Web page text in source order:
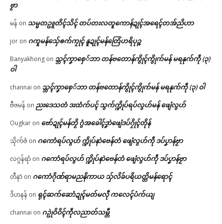
ဗၟာ
မန် on သမ္မတဥူတိၚ်သိၚ် တပ်တးလတူကောန်ဍုၚ်အရေၚ်တအ်ညိဟာ
jor on ဂကူမန်​သှ်ေၜက်ကၠုၚ် နူဍုၚ်မန်တြေံဟရိပုဉ္ဇ
Banyakhong on သ္ဘၚ်ကၞာစှေ်ဘာ တန်ဗတောန်ကွိုၚ်ကွိုက်မန် မရနုက်ကဵု (၃)
ဝါ
channai on သ္ဘၚ်ကၞာစှေ်ဘာ တန်ဗတောန်ကွိုၚ်ကွိုက်မန် မရနုက်ကဵု (၃) ဝါ
ဗီဇမန် on ညးဒေသတံ ဒးထံက်ပၚ် သွက်က္ဍိုပ်ရပ်လွဟ်မန် ဖျေံလွဟ်
Ougkar on ဗော်ဍုၚ်မန်တၟိ ဂွံအခေါၚ်ဒၞာဲဖျေံဒပ်ဂၠိုၚ်တိုန်
သိုက်ဇံ on ဂကောံရပ်လွဟ် က္ဍိုပ်နာဲဗေန်တံ ဖျေံလွဟ်ကဵု ဒပ်ပၞာန်ဗၟာ
လဂ္ဂန်ရာံ on ဂကောံရပ်လွဟ် က္ဍိုပ်နာဲဗေန်တံ ဖျေံလွဟ်ကဵု ဒပ်ပၞာန်ဗၟာ
တီနာဲ on ဂကောံဂိုဏ်ရာမညနိကာယ သှ်လိခ်ပရိယတ္တိမန်ရောၚ်
ဒိဟနန် on ရုၚ်ဆက်ဆောံဍုၚ်မတ်မလီု ကလေၚ်ပံက်ယျ
channai on ဂဥုဲဝိဝိၚ်ကဵုလညာတ်သမ္တီ